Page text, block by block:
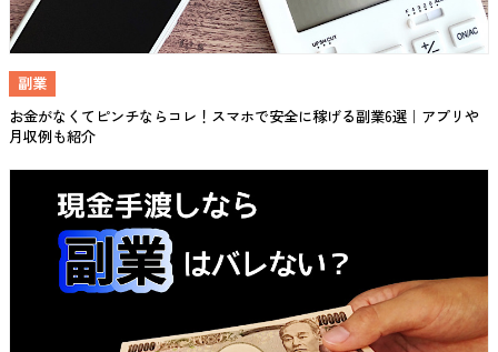
副業
お金がなくてピンチならコレ！スマホで安全に稼げる副業6選｜アプリや
月収例も紹介